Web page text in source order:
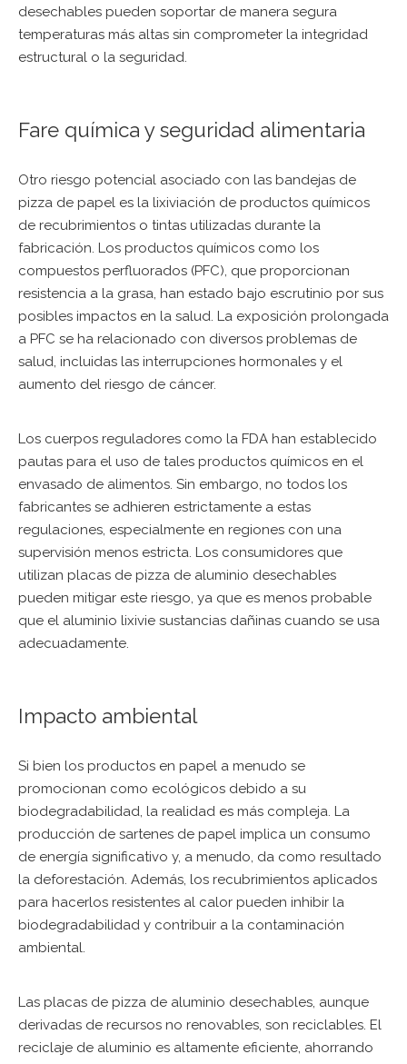
desechables pueden soportar de manera segura
temperaturas más altas sin comprometer la integridad
estructural o la seguridad.
Fare química y seguridad alimentaria
Otro riesgo potencial asociado con las bandejas de
pizza de papel es la lixiviación de productos químicos
de recubrimientos o tintas utilizadas durante la
fabricación. Los productos químicos como los
compuestos perfluorados (PFC), que proporcionan
resistencia a la grasa, han estado bajo escrutinio por sus
posibles impactos en la salud. La exposición prolongada
a PFC se ha relacionado con diversos problemas de
salud, incluidas las interrupciones hormonales y el
aumento del riesgo de cáncer.
Los cuerpos reguladores como la FDA han establecido
pautas para el uso de tales productos químicos en el
envasado de alimentos. Sin embargo, no todos los
fabricantes se adhieren estrictamente a estas
regulaciones, especialmente en regiones con una
supervisión menos estricta. Los consumidores que
utilizan placas de pizza de aluminio desechables
pueden mitigar este riesgo, ya que es menos probable
que el aluminio lixivie sustancias dañinas cuando se usa
adecuadamente.
Impacto ambiental
Si bien los productos en papel a menudo se
promocionan como ecológicos debido a su
biodegradabilidad, la realidad es más compleja. La
producción de sartenes de papel implica un consumo
de energía significativo y, a menudo, da como resultado
la deforestación. Además, los recubrimientos aplicados
para hacerlos resistentes al calor pueden inhibir la
biodegradabilidad y contribuir a la contaminación
ambiental.
Las placas de pizza de aluminio desechables, aunque
derivadas de recursos no renovables, son reciclables. El
reciclaje de aluminio es altamente eficiente, ahorrando